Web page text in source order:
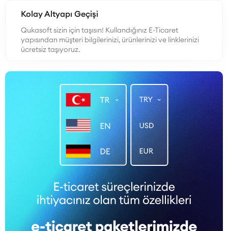
Kolay Altyapı Geçişi
Qukasoft sizin için taşısın! Kullandığınız E-Ticaret
yapısından müşteri bilgilerinizi, ürünlerinizi ve linklerinizi
ücretsiz taşıyoruz.